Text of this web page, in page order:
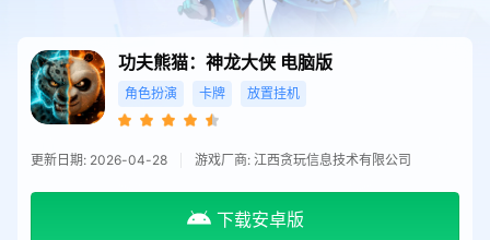
功夫熊猫：神龙大侠 电脑版
角色扮演 卡牌 放置挂机
更新日期: 2026-04-28 游戏厂商: 江西贪玩信息技术有限公司
下载安卓版